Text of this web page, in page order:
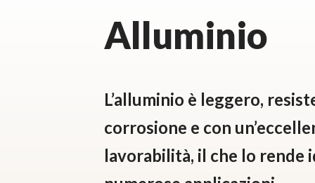
Alluminio
L’alluminio è leggero,
corrosione e con
lavorabilità, il che lo rende